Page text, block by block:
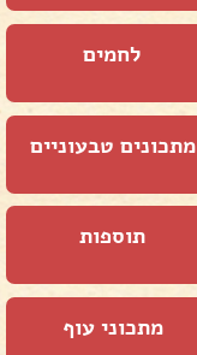
לחמים
מתכונים טבעוניים
תוספות
מתכוני עוף